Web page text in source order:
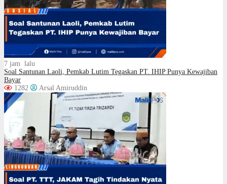
7 jam lalu
Soal Santunan Laoli, Pemkab Lutim Tegaskan PT. IHIP Punya Kewajiban
Bayar
1282
Arsal Amiruddin